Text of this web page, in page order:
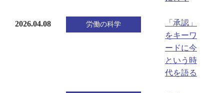
2026.04.08 労働の科学
「承認」
をキーワ
ードに今
という時
代を語る